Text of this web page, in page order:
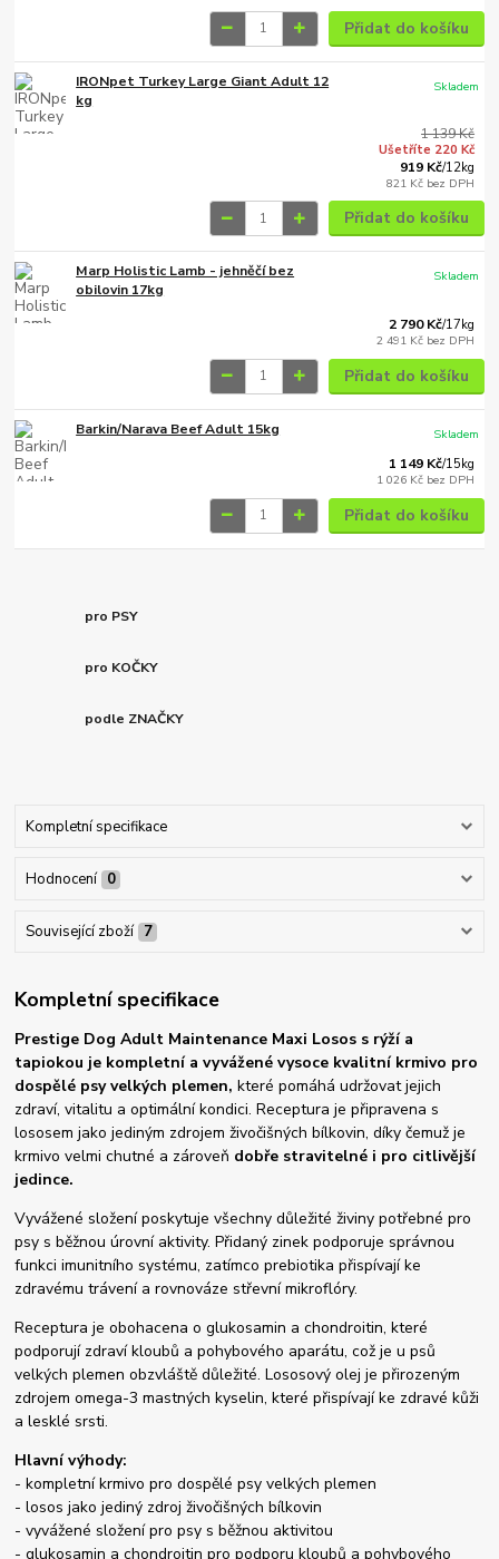
Přidat do košíku
IRONpet Turkey Large Giant Adult 12
kg
1 139 Kč
Ušetříte 220 Kč
919 Kč/12kg
821 Kč bez DPH
Skladem
Přidat do košíku
Marp Holistic Lamb - jehněčí bez
obilovin 17kg
2 790 Kč/17kg
2 491 Kč bez DPH
Skladem
Přidat do košíku
Barkin/Narava Beef Adult 15kg
1 149 Kč/15kg
1 026 Kč bez DPH
Skladem
Přidat do košíku
pro PSY
pro KOČKY
podle ZNAČKY
Kompletní specifikace
Hodnocení 0
Související zboží 7
Kompletní specifikace
Prestige Dog Adult Maintenance Maxi Losos s rýží a
tapiokou je kompletní a vyvážené vysoce kvalitní krmivo pro
dospělé psy velkých plemen, které pomáhá udržovat jejich
zdraví, vitalitu a optimální kondici. Receptura je připravena s
lososem jako jediným zdrojem živočišných bílkovin, díky čemuž je
krmivo velmi chutné a zároveň dobře stravitelné i pro citlivější
jedince.
Vyvážené složení poskytuje všechny důležité živiny potřebné pro
psy s běžnou úrovní aktivity. Přidaný zinek podporuje správnou
funkci imunitního systému, zatímco prebiotika přispívají ke
zdravému trávení a rovnováze střevní mikroflóry.
Receptura je obohacena o glukosamin a chondroitin, které
podporují zdraví kloubů a pohybového aparátu, což je u psů
velkých plemen obzvláště důležité. Lososový olej je přirozeným
zdrojem omega-3 mastných kyselin, které přispívají ke zdravé kůži
a lesklé srsti.
Hlavní výhody:
- kompletní krmivo pro dospělé psy velkých plemen
- losos jako jediný zdroj živočišných bílkovin
- vyvážené složení pro psy s běžnou aktivitou
- glukosamin a chondroitin pro podporu kloubů a pohybového